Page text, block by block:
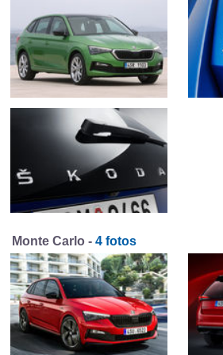
Monte Carlo - 4 fotos